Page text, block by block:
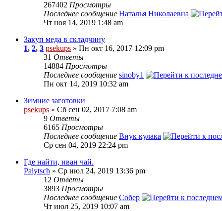
267402 Просмотры
Последнее сообщение Наталья Николаевна
Чт ноя 14, 2019 1:48 am
Закуп меда в складчину
1, 2, 3 psekups » Пн окт 16, 2017 12:09 pm
31 Ответы
14884 Просмотры
Последнее сообщение sinoby1
Пн окт 14, 2019 10:32 am
Зимние заготовки
psekups » Сб сен 02, 2017 7:08 am
9 Ответы
6165 Просмотры
Последнее сообщение Внук кулака
Ср сен 04, 2019 22:24 pm
Где найти, иван чай.
Palytsch » Ср июл 24, 2019 13:36 pm
12 Ответы
3893 Просмотры
Последнее сообщение Собер
Чт июл 25, 2019 10:07 am